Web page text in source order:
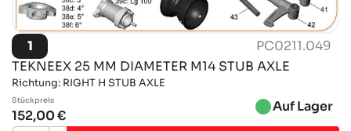
1
PC0211.049
TEKNEEX 25 MM DIAMETER M14 STUB AXLE
Richtung: RIGHT H STUB AXLE
Stückpreis
152,00 € brightness_1Auf Lager